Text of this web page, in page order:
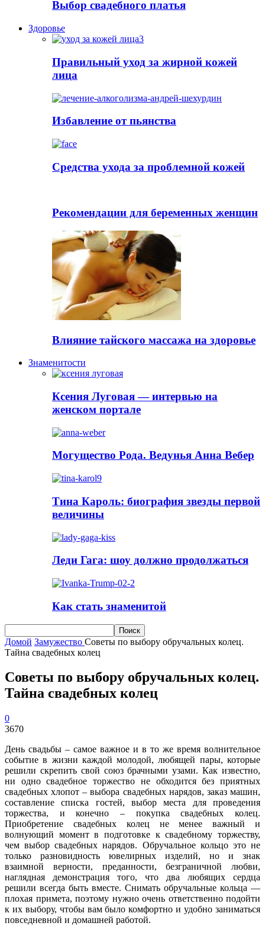
Выбор свадебного платья
Здоровье
Правильный уход за жирной кожей
лица
Избавление от пьянства
Cредства ухода за проблемной кожей
Рекомендации для беременных женщин
Влияние тайского массажа на здоровье
Знаменитости
Ксения Луговая — интервью на
женском портале
Могущество Рода. Ведунья Анна Вебер
Тина Кароль: биография звезды первой
величины
Леди Гага: шоу должно продолжаться
Как стать знаменитой
Домой Замужество Советы по выбору обручальных колец.
Тайна свадебных колец
Советы по выбору обручальных колец.
Тайна свадебных колец
0
3670
День свадьбы – самое важное и в то же время волнительное
событие в жизни каждой молодой, любящей пары, которые
решили скрепить свой союз брачными узами. Как известно,
ни одно свадебное торжество не обходится без приятных
свадебных хлопот – выбора свадебных нарядов, заказ машин,
составление списка гостей, выбор места для проведения
торжества, и конечно – покупка свадебных колец.
Приобретение свадебных колец не менее важный и
волнующий момент в подготовке к свадебному торжеству,
чем выбор свадебных нарядов. Обручальное кольцо это не
только разновидность ювелирных изделий, но и знак
взаимной верности, преданности, безграничной любви,
наглядная демонстрация того, что два любящих сердца
решили всегда быть вместе. Снимать обручальные кольца —
плохая примета, поэтому нужно очень ответственно подойти
к их выбору, чтобы вам было комфортно и удобно заниматься
повседневной и домашней работой.